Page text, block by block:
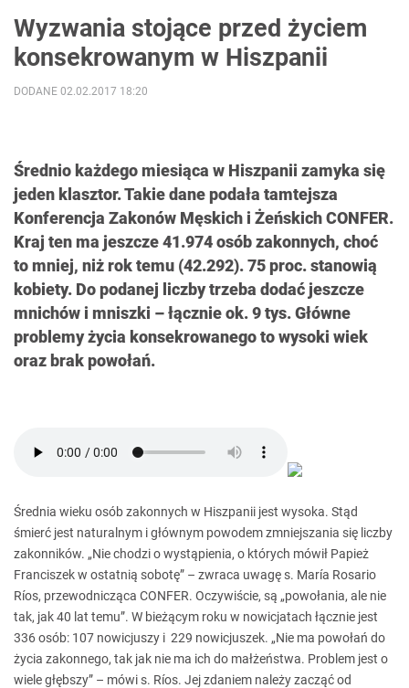
Wyzwania stojące przed życiem
konsekrowanym w Hiszpanii
Średnio każdego miesiąca w Hiszpanii zamyka się
jeden klasztor. Takie dane podała tamtejsza
Konferencja Zakonów Męskich i Żeńskich CONFER.
Kraj ten ma jeszcze 41.974 osób zakonnych, choć
to mniej, niż rok temu (42.292). 75 proc. stanowią
kobiety. Do podanej liczby trzeba dodać jeszcze
mnichów i mniszki – łącznie ok. 9 tys. Główne
problemy życia konsekrowanego to wysoki wiek
oraz brak powołań.
DODANE 02.02.2017 18:20
Średnia wieku osób zakonnych w Hiszpanii jest wysoka. Stąd
śmierć jest naturalnym i głównym powodem zmniejszania się liczby
zakonników. „Nie chodzi o wystąpienia, o których mówił Papież
Franciszek w ostatnią sobotę” – zwraca uwagę s. María Rosario
Ríos, przewodnicząca CONFER. Oczywiście, są „powołania, ale nie
tak, jak 40 lat temu”. W bieżącym roku w nowicjatach łącznie jest
336 osób: 107 nowicjuszy i 229 nowicjuszek. „Nie ma powołań do
życia zakonnego, tak jak nie ma ich do małżeństwa. Problem jest o
wiele głębszy” – mówi s. Ríos. Jej zdaniem należy zacząć od